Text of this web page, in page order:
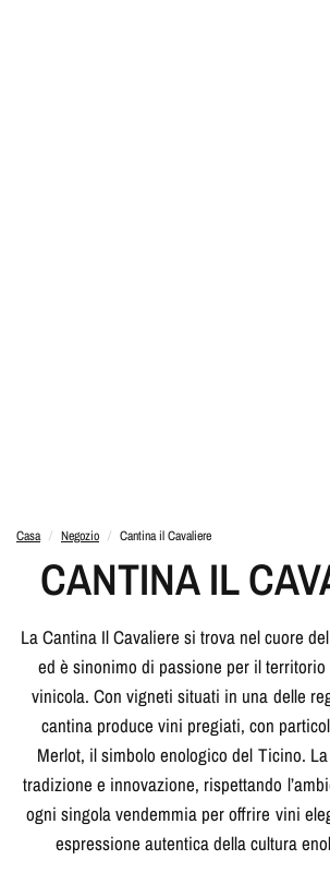
Casa / Negozio / Cantina il Cavaliere
CANTINA IL
La Cantina Il Cavaliere si trova nel cuore
ed è sinonimo di passione per il territorio
vinicola. Con vigneti situati in una delle
cantina produce vini pregiati, con
Merlot, il simbolo enologico del Ticino.
tradizione e innovazione, rispettando
ogni singola vendemmia per offrire vini
espressione autentica della cultura